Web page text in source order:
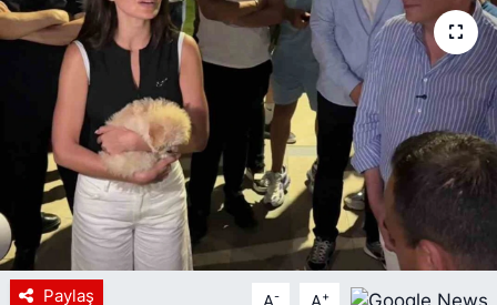
Paylaş - +
Haberde insan
Tanıtım